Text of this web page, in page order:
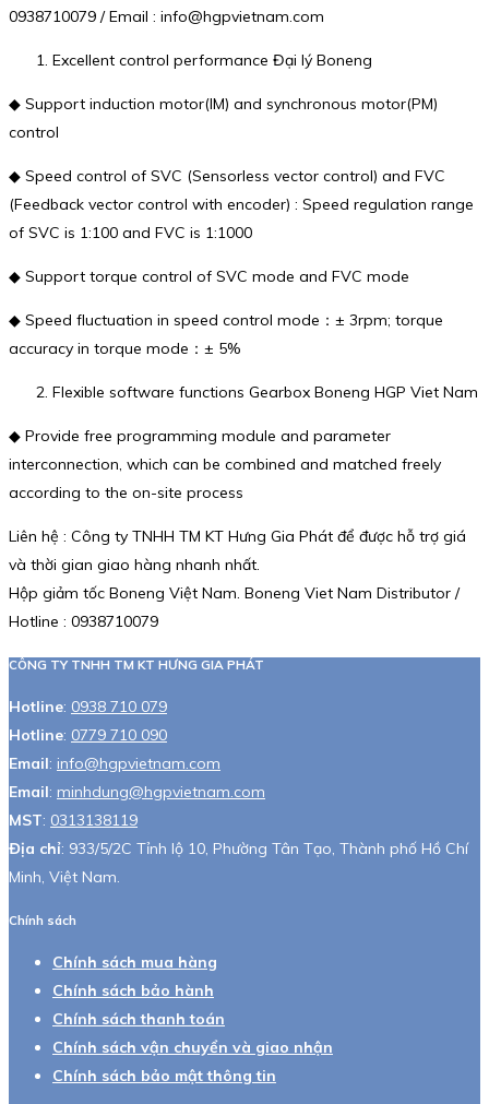
0938710079 / Email : info@hgpvietnam.com
Excellent control performance Đại lý Boneng
◆ Support induction motor(IM) and synchronous motor(PM)
control
◆ Speed control of SVC (Sensorless vector control) and FVC
(Feedback vector control with encoder) : Speed regulation range
of SVC is 1:100 and FVC is 1:1000
◆ Support torque control of SVC mode and FVC mode
◆ Speed fluctuation in speed control mode：± 3rpm; torque
accuracy in torque mode：± 5%
Flexible software functions Gearbox Boneng HGP Viet Nam
◆ Provide free programming module and parameter
interconnection, which can be combined and matched freely
according to the on-site process
Liên hệ : Công ty TNHH TM KT Hưng Gia Phát để được hỗ trợ giá
và thời gian giao hàng nhanh nhất.
Hộp giảm tốc Boneng Việt Nam. Boneng Viet Nam Distributor /
Hotline : 0938710079
CÔNG TY TNHH TM KT HƯNG GIA PHÁT
Hotline: 0938 710 079
Hotline: 0779 710 090
Email: info@hgpvietnam.com
Email: minhdung@hgpvietnam.com
MST: 0313138119
Địa chỉ: 933/5/2C Tỉnh lộ 10, Phường Tân Tạo, Thành phố Hồ Chí
Minh, Việt Nam.
Chính sách
Chính sách mua hàng
Chính sách bảo hành
Chính sách thanh toán
Chính sách vận chuyển và giao nhận
Chính sách bảo mật thông tin